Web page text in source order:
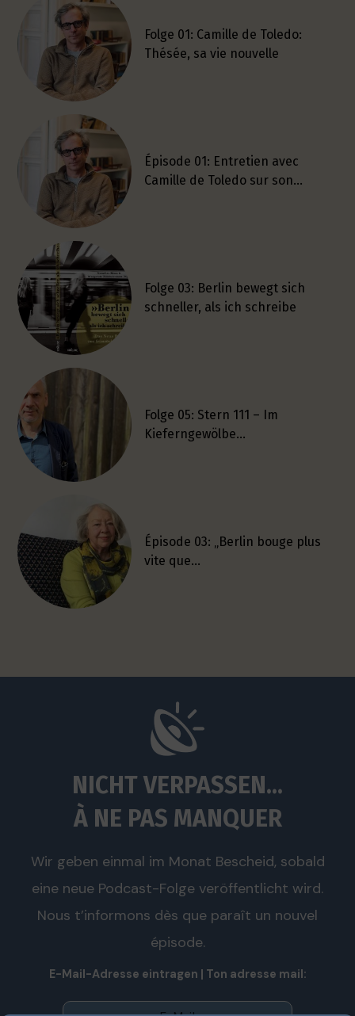
Folge 01: Camille de Toledo:
Thésée, sa vie nouvelle
Épisode 01: Entretien avec
Camille de Toledo sur son…
Folge 03: Berlin bewegt sich
schneller, als ich schreibe
Folge 05: Stern 111 – Im
Kieferngewölbe…
Épisode 03: „Berlin bouge plus
vite que…
NICHT VERPASSEN...
À NE PAS MANQUER
Wir geben einmal im Monat Bescheid, sobald
eine neue Podcast-Folge veröffentlicht wird.
Nous t’informons dès que paraît un nouvel
épisode.
E-Mail-Adresse eintragen | Ton adresse mail: